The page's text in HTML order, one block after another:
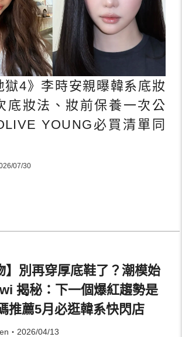
獄4》李時安親曝韓系底妝
底妝法、妝前保養一次公
YOUNG必買清單同
07/30
】別再穿厚底鞋了？潮模始
揭秘：下一個爆紅趨勢是
推薦5月必逛韓系快閃店
・2026/04/13